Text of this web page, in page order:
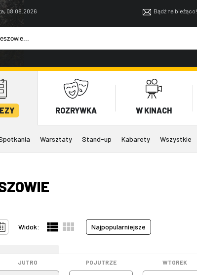
08.08.2026 Bądź na bieżąco!
ROZRYWKA W KINACH
Warsztaty Stand-up Kabarety Wszystkie
Widok: Najpopularniejsze
JUTRO POJUTRZE WTOREK